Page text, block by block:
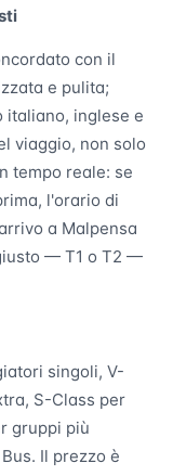
con il
e pulita;
italiano, inglese e
viaggio, non solo
tempo reale: se
l'orario di
a Malpensa
— T1 o T2 —
singoli, V-
S-Class per
gruppi più
Il prezzo è